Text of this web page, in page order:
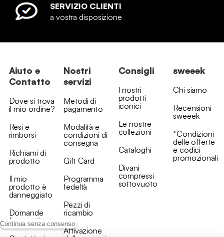
Continua senza consenso
SERVIZIO CLIENTI
a vostra disposizione
Aiuto e
Contatto
Dove si trova
il mio ordine?
Resi e
rimborsi
Richiami di
prodotto
Il mio
prodotto è
danneggiato
Domande
frequenti
Nostri
servizi
Metodi di
pagamento
Modalità e
condizioni di
consegna
Gift Card
Programma
fedeltà
Pezzi di
ricambio
Attivazione
Consigli
I nostri
prodotti
iconici
Le nostre
collezioni
Cataloghi
Divani
compressi
sottovuoto
sweeek
Chi siamo
Recensioni
sweeek
*Condizioni
delle offerte
e codici
promozionali